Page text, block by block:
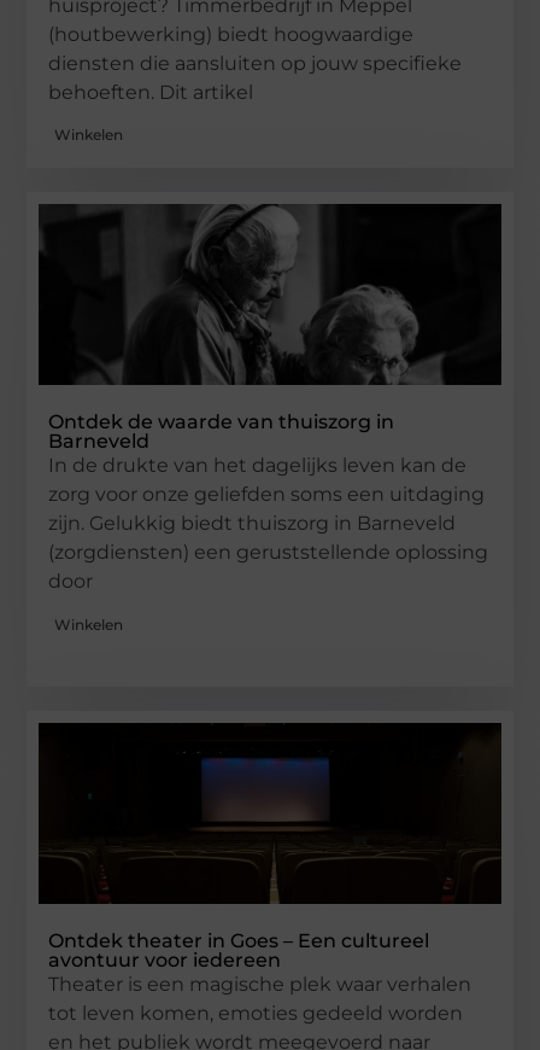
huisproject? Timmerbedrijf in Meppel
(houtbewerking) biedt hoogwaardige
diensten die aansluiten op jouw specifieke
behoeften. Dit artikel
Winkelen
Ontdek de waarde van thuiszorg in
Barneveld
In de drukte van het dagelijks leven kan de
zorg voor onze geliefden soms een uitdaging
zijn. Gelukkig biedt thuiszorg in Barneveld
(zorgdiensten) een geruststellende oplossing
door
Winkelen
Ontdek theater in Goes – Een cultureel
avontuur voor iedereen
Theater is een magische plek waar verhalen
tot leven komen, emoties gedeeld worden
en het publiek wordt meegevoerd naar